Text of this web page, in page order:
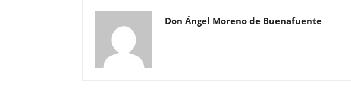
Don Ángel Moreno de Buenafuente